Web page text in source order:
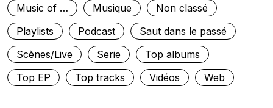
Music of …
Musique
Non classé
Playlists
Podcast
Saut dans le passé
Scènes/Live
Serie
Top albums
Top EP
Top tracks Vidéos Web